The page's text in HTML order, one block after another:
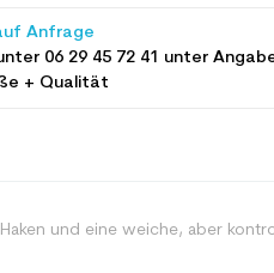
Anfrage
06 29 45 72 41 unter
+ Qualität
und eine weiche, aber